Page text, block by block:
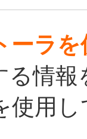
ーラを
る情
使用